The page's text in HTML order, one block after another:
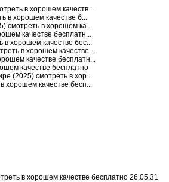
в хорошем качеств...
в хорошем качестве б...
смотреть в хорошем ка...
качестве бесплатн...
хорошем качестве бес...
в хорошем качестве...
качестве бесплатн...
качестве бесплатно
(2025) смотреть в хор...
хорошем качестве бесп...
в хорошем качестве бесплатно 26.05.31